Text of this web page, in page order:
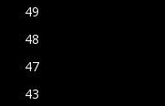
49
48
47
43